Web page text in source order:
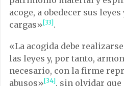
acoge, a obedecer sus
cargas»[33].
«La acogida debe
las leyes y, por tanto,
necesario, con la firme
abusos»[34], sin olvidar